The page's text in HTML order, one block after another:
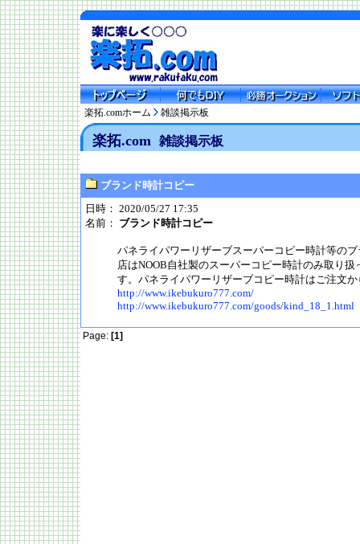
楽拓.comホーム 雑談掲示板
楽拓.com 雑談掲示板
ブランド時計コピー
日時： 2020/05/27 17:35
名前： ブランド時計コピー
パネライパワーリザーブスーパーコピー時計等の
店はNOOB自社製のスーパーコピー時計のみ取り
す。パネライパワーリザーブコピー時計はご注文
http://www.ikebukuro777.com/
http://www.ikebukuro777.com/goods/kind_18_1.html
Page: [1]